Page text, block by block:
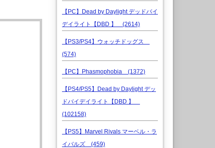
【PC】Dead by Daylight デッドバイ
デイライト【DBD 】 (2614)
【PS3/PS4】ウォッチドッグス
(574)
【PC】Phasmophobia (1372)
【PS4/PS5】Dead by Daylight デッ
ドバイデイライト【DBD 】
(102158)
【PS5】Marvel Rivals マーベル・ラ
イバルズ (459)